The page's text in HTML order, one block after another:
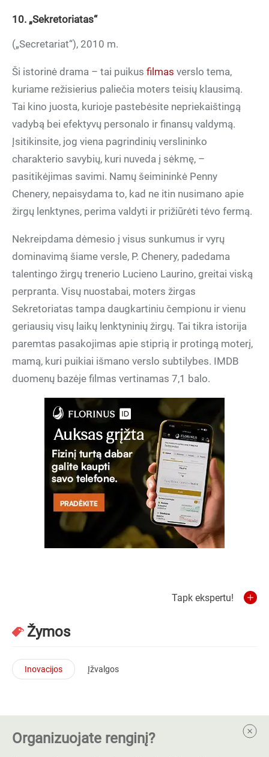
10. „Sekretoriatas“
(„Secretariat“), 2010 m.
Ši istorinė drama – tai puikus filmas verslo tema,
kuriame režisierius paliečia moters teisių klausimą.
Tai kino juosta, kurioje pastebėsite nepriekaištingą
vadybą bei efektyvų personalo ir finansų valdymą.
Įsitikinsite, jog viena pagrindinių verslininko
charakterio savybių, kuri nuveda į sėkmę, –
pasitikėjimas savimi. Namų šeimininkė Penny
Chenery, nepaisydama to, kad ne itin nusimano apie
žirgų lenktynes, perima valdyti ir prižiūrėti tėvo fermą.
Nekreipdama dėmesio į visus sunkumus ir vyrų
dominavimą šiame versle, P. Chenery, padedama
talentingo žirgų trenerio Lucieno Laurino, greitai viską
perpranta. Visų nuostabai, moters žirgas
Sekretoriatas tampa daugkartiniu čempionu ir vienu
geriausių visų laikų lenktyninių žirgų. Tai tikra istorija
paremtas pasakojimas apie stiprią ir protingą moterį,
mamą, kuri puikiai išmano verslo subtilybes. IMDB
duomenų bazėje filmas vertinamas 7,1 balo.
Tapk ekspertu!
Žymos
Inovacijos Įžvalgos
Organizuojate renginį?